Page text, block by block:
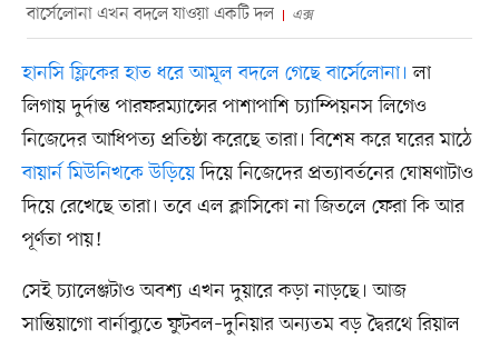
বার্সেলোনা এখন বদলে যাওয়া একটি দল এক্স
হানসি ফ্লিকের হাত ধরে আমূল বদলে গেছে বার্সেলোনা।লা
লিগায় দুর্দান্ত পারফরম্যান্সের পাশাপাশি চ্যাম্পিয়নস লিগেও
নিজেদের আধিপত্য প্রতিষ্ঠা করেছে তারা। বিশেষ করে ঘরের মাঠে
বায়ার্ন মিউনিখকে উড়িয়েদিয়ে নিজেদের প্রত্যাবর্তনের ঘোষণাটাও
দিয়ে রেখেছে তারা। তবে এল ক্লাসিকো না জিতলে ফেরা কি আর
পূর্ণতা পায়!
সেই চ্যালেঞ্জটাও অবশ্য এখন দুয়ারে কড়া নাড়ছে। আজ
সান্তিয়াগো বার্নাব্যুতে ফুটবল–দুনিয়ার অন্যতম বড় দ্বৈরথে রিয়াল